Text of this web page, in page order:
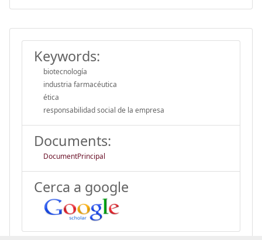
Keywords:
biotecnología
industria farmacéutica
ética
responsabilidad social de la empresa
Documents:
DocumentPrincipal
Cerca a google